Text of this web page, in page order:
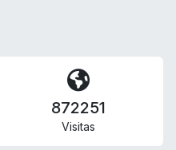
872251
Visitas